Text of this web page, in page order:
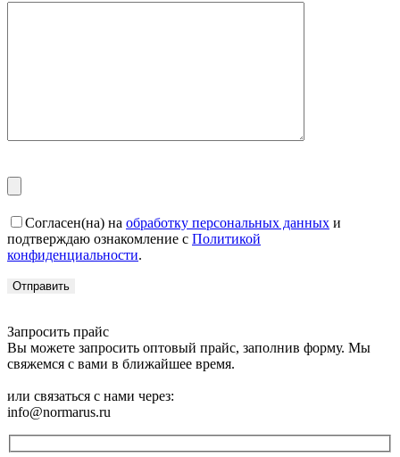
Согласен(на) на обработку персональных данных и
подтверждаю ознакомление с Политикой
конфиденциальности.
Запросить прайс
Вы можете запросить оптовый прайс, заполнив форму. Мы
свяжемся с вами в ближайшее время.
или связаться с нами через:
info@normarus.ru